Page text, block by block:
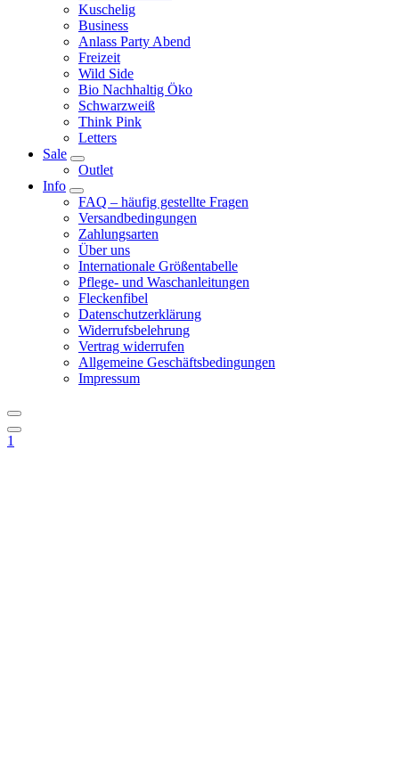
Kuschelig
Business
Anlass Party Abend
Freizeit
Wild Side
Bio Nachhaltig Öko
Schwarzweiß
Think Pink
Letters
Sale
Outlet
Info
FAQ – häufig gestellte Fragen
Versandbedingungen
Zahlungsarten
Über uns
Internationale Größentabelle
Pflege- und Waschanleitungen
Fleckenfibel
Datenschutzerklärung
Widerrufsbelehrung
Vertrag widerrufen
Allgemeine Geschäftsbedingungen
Impressum
1